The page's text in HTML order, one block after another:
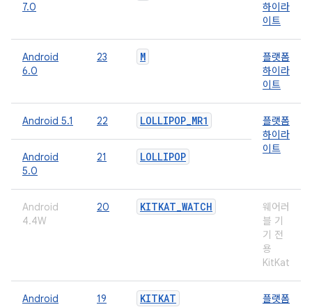
7.0
하이라
이트
Android
6.0
23 M
플랫폼
하이라
이트
Android 5.1 22 LOLLIPOP_MR1
플랫폼
하이라
이트
Android
5.0
21 LOLLIPOP
Android
4.4W
20 KITKAT_WATCH
웨어러
블 기
기 전
용
KitKat
Android
19 KITKAT
플랫폼